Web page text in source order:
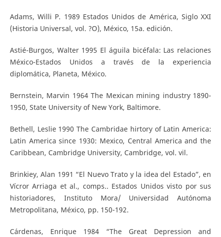
Adams, Willi P. 1989 Estados Unidos de América, Siglo XXI
(Historia Universal, vol. ?O), México, 15a. edición.
Astié-Burgos, Walter 1995 El águila bicéfala: Las relaciones
México-Estados Unidos a través de la experiencia
diplomática, Planeta, México.
Bernstein, Marvin 1964 The Mexican mining industry 1890-
1950, State University of New York, Baltimore.
Bethell, Leslie 1990 The Cambridae hirtory of Latin America:
Latin America since 1930: Mexico, Central America and the
Caribbean, Cambridge University, Cambridge, vol. vil.
Brinkiey, Alan 1991 “El Nuevo Trato y la idea del Estado”, en
Vícror Arriaga et al., comps.. Estados Unidos visto por sus
historiadores, Instituto Mora/ Universidad Autónoma
Metropolitana, México, pp. 150-192.
Cárdenas, Enrique 1984 “The Great Depression and